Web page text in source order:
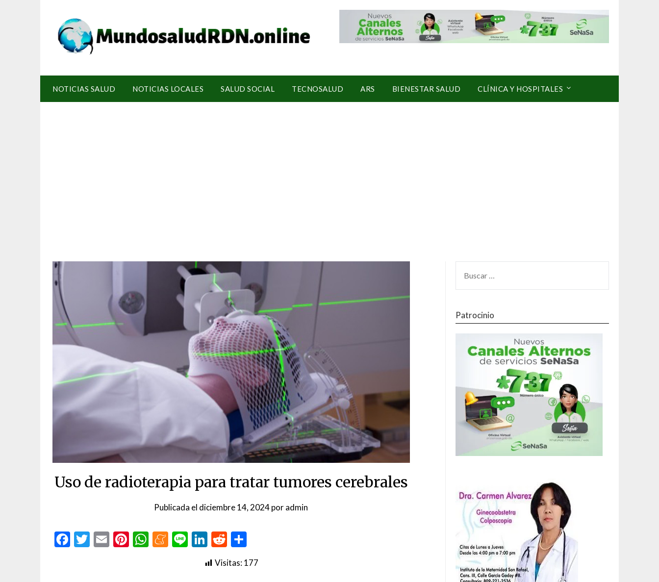
NOTICIAS SALUD NOTICIAS LOCALES SALUD SOCIAL TECNOSALUD ARS BIENESTAR SALUD CLÍNICA Y HOSPITALES
Uso de radioterapia para tratar tumores cerebrales
Publicada el diciembre 14, 2024poradmin
Facebook
Twitter
EmailPinterest
WhatsApp
Meneame
LineLinkedIn
Reddit
Visitas:177
Patrocinio